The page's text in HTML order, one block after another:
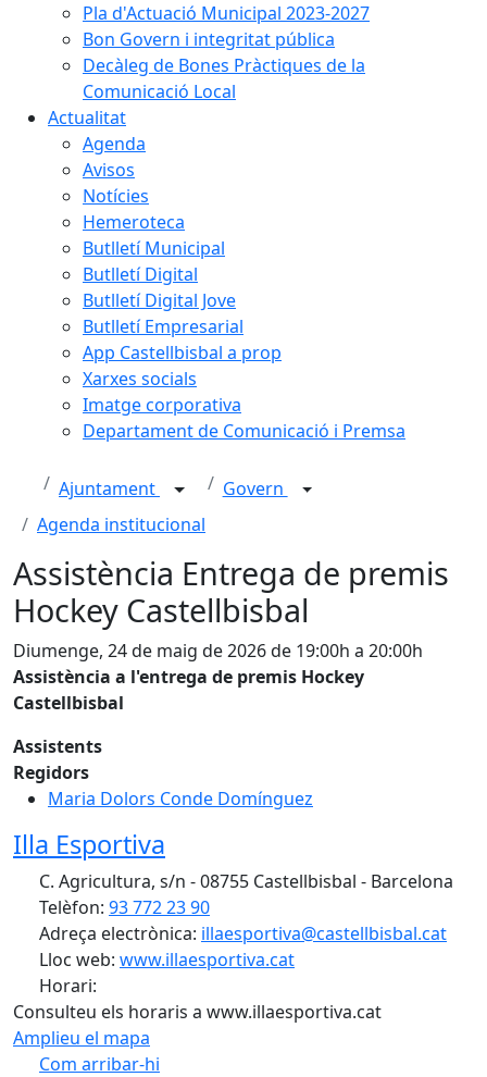
Pla d'Actuació Municipal 2023-2027
Bon Govern i integritat pública
Decàleg de Bones Pràctiques de la
Comunicació Local
Actualitat
Agenda
Avisos
Notícies
Hemeroteca
Butlletí Municipal
Butlletí Digital
Butlletí Digital Jove
Butlletí Empresarial
App Castellbisbal a prop
Xarxes socials
Imatge corporativa
Departament de Comunicació i Premsa
Ajuntament
Govern
Agenda institucional
Assistència Entrega de premis
Hockey Castellbisbal
Diumenge, 24 de maig de 2026 de 19:00h a 20:00h
Assistència a l'entrega de premis Hockey
Castellbisbal
Assistents
Regidors
Maria Dolors Conde Domínguez
Illa Esportiva
C. Agricultura, s/n - 08755 Castellbisbal - Barcelona
Telèfon: 93 772 23 90
Adreça electrònica: illaesportiva@castellbisbal.cat
Lloc web: www.illaesportiva.cat
Horari:
Consulteu els horaris a www.illaesportiva.cat
Amplieu el mapa
Com arribar-hi